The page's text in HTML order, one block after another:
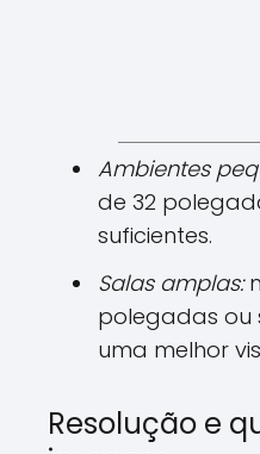
Ambientes
de 32
suficientes.
Salas amplas:
polegadas ou
uma melhor
Resolução e